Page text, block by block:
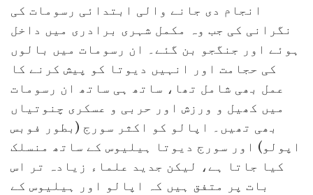
انجام دی جانے والی ابتدائی رسومات کی
نگرانی کی جب وہ مکمل شہری برادری میں داخل
ہوئے اور جنگجو بن گئے۔ ان رسومات میں بالوں
کی حجامت اور انہیں دیوتا کو پیش کرنے کا
عمل بھی شامل تھا، ساتھ ہی ساتھ ان رسومات
میں کھیل و ورزش اور حربی و عسکری چنوتیاں
بھی تھیں۔ اپالو کو اکثر سورج (بطور فوبس
اپولو) اور سورج دیوتا ہیلیوس کے ساتھ منسلک
کیا جاتا ہے، لیکن جدید علماء زیادہ تر اس
بات پر متفق ہیں کہ اپالو اور ہیلیوس کے